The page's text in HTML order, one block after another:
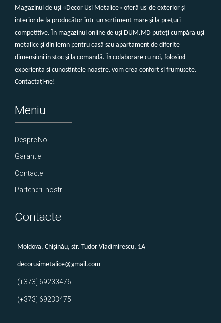
Magazinul de uși «Decor Uși Metalice» oferă uși de exterior și
interior de la producător într-un sortiment mare și la prețuri
competitive. În magazinul online de uși DUM.MD puteți cumpăra uși
metalice și din lemn pentru casă sau apartament de diferite
dimensiuni în stoc și la comandă. În colaborare cu noi, folosind
experiența și cunoștințele noastre, vom crea confort și frumusețe.
Contactați-ne!
Meniu
Despre Noi
Garantie
Contacte
Partenerii nostri
Contacte
Мoldova, Chișinău, str. Tudor Vladimirescu, 1A
decorusimetalice@gmail.com
(+373) 69233476
(+373) 69233475